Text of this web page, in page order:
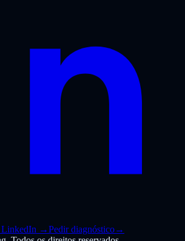
LinkedIn →Pedir diagnóstico→